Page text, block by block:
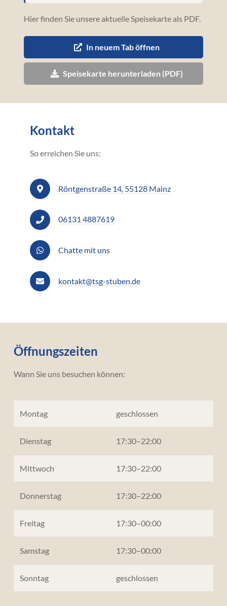
Hier finden Sie unsere aktuelle Speisekarte als PDF.
In neuem Tab öffnen
Speisekarte herunterladen (PDF)
Kontakt
So erreichen Sie uns:
Röntgenstraße 14, 55128 Mainz
06131 4887619
Chatte mit uns
kontakt@tsg-stuben.de
Öffnungszeiten
Wann Sie uns besuchen können:
Montag geschlossen
Dienstag 17:30–22:00
Mittwoch 17:30–22:00
Donnerstag 17:30–22:00
Freitag 17:30–00:00
Samstag 17:30–00:00
Sonntag geschlossen